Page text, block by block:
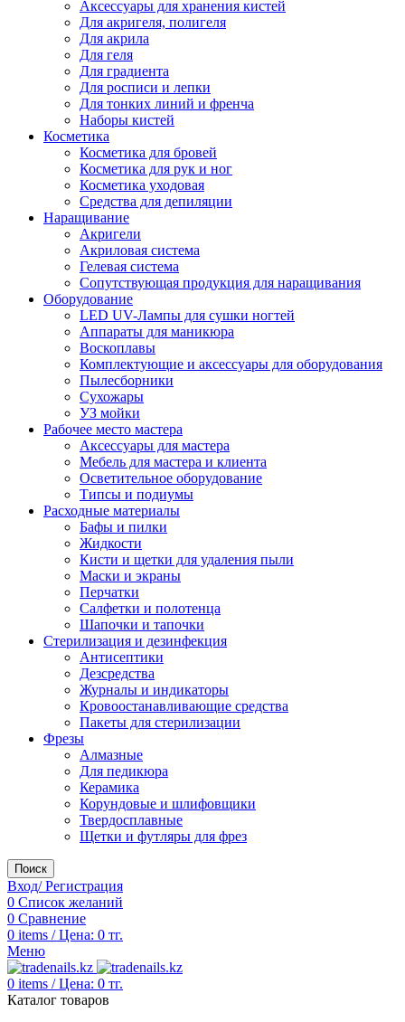
Аксессуары для хранения кистей
Для акригеля, полигеля
Для акрила
Для геля
Для градиента
Для росписи и лепки
Для тонких линий и френча
Наборы кистей
Косметика
Косметика для бровей
Косметика для рук и ног
Косметика уходовая
Средства для депиляции
Наращивание
Акригели
Акриловая система
Гелевая система
Сопутствующая продукция для наращивания
Оборудование
LED UV-Лампы для сушки ногтей
Аппараты для маникюра
Воскоплавы
Комплектующие и аксессуары для оборудования
Пылесборники
Сухожары
УЗ мойки
Рабочее место мастера
Аксессуары для мастера
Мебель для мастера и клиента
Осветительное оборудование
Типсы и подиумы
Расходные материалы
Бафы и пилки
Жидкости
Кисти и щетки для удаления пыли
Маски и экраны
Перчатки
Салфетки и полотенца
Шапочки и тапочки
Стерилизация и дезинфекция
Антисептики
Дезсредства
Журналы и индикаторы
Кровоостанавливающие средства
Пакеты для стерилизации
Фрезы
Алмазные
Для педикюра
Керамика
Корундовые и шлифовщики
Твердосплавные
Щетки и футляры для фрез
Поиск
Вход/ Регистрация
0 Список желаний
0 Сравнение
0 items / Цена: 0 тг.
Меню
0 items / Цена: 0 тг.
Каталог товаров